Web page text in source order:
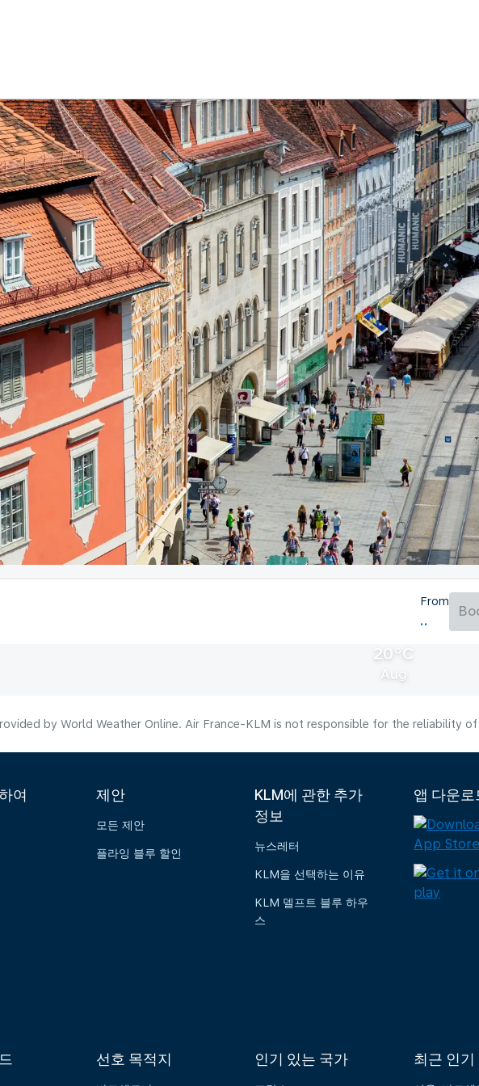
20°C
Aug
From
by World Weather Online. Air France-KLM is not responsible for the reliability
여 제안
모든 제안
플라잉 블루 할인
KLM에 관한 추가
정보
뉴스레터
KLM을 선택하는 이유
KLM 델프트 블루 하우
스
앱 다운로
선호 목적지 인기 있는 국가 최근 인기